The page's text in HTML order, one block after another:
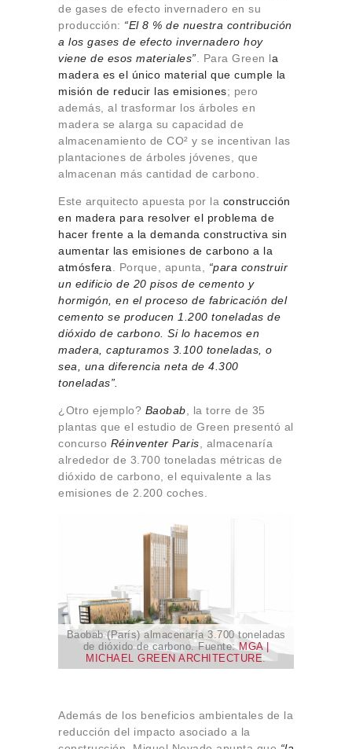
de gases de efecto invernadero en su
producción: “El 8 % de nuestra contribución
a los gases de efecto invernadero hoy
viene de esos materiales” . Para Green la
madera es el único material que cumple la
misión de reducir las emisiones; pero
además, al trasformar los árboles en
madera se alarga su capacidad de
almacenamiento de CO² y se incentivan las
plantaciones de árboles jóvenes, que
almacenan más cantidad de carbono.
Este arquitecto apuesta por la construcción
en madera para resolver el problema de
hacer frente a la demanda constructiva sin
aumentar las emisiones de carbono a la
atmósfera . Porque, apunta, “para construir
un edificio de 20 pisos de cemento y
hormigón, en el proceso de fabricación del
cemento se producen 1.200 toneladas de
dióxido de carbono. Si lo hacemos en
madera, capturamos 3.100 toneladas, o
sea, una diferencia neta de 4.300
toneladas”.
¿Otro ejemplo? Baobab , la torre de 35
plantas que el estudio de Green presentó al
concurso Réinventer Paris , almacenaría
alrededor de 3.700 toneladas métricas de
dióxido de carbono, el equivalente a las
emisiones de 2.200 coches.
Baobab (París) almacenaría 3.700 toneladas
de dióxido de carbono. Fuente:MGA |
MICHAEL GREEN ARCHITECTURE.
Además de los beneficios ambientales de la
reducción del impacto asociado a la